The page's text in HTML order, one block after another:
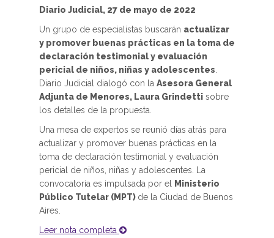
Diario Judicial, 27 de mayo de 2022
Un grupo de especialistas buscarán actualizar
y promover buenas prácticas en la toma de
declaración testimonial y evaluación
pericial de niños, niñas y adolescentes
Diario Judicial dialogó con la Asesora General
Adjunta de Menores, Laura Grindetti sobre
los detalles de la propuesta.
Una mesa de expertos se reunió días atrás para
actualizar y promover buenas prácticas en la
toma de declaración testimonial y evaluación
pericial de niños, niñas y adolescentes. La
convocatoria es impulsada por el
Ministerio
Público Tutelar (MPT) de la Ciudad de Buenos
Aires.
Leer nota completa